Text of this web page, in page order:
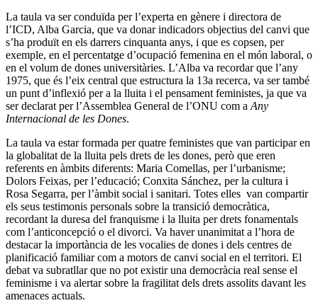
La taula va ser conduïda per l’experta en gènere i directora de
l’ICD, Alba Garcia, que va donar indicadors objectius del canvi que
s’ha produït en els darrers cinquanta anys, i que es copsen, per
exemple, en el percentatge d’ocupació femenina en el món laboral, o
en el volum de dones universitàries. L’Alba va recordar que l’any
1975, que és l’eix central que estructura la 13a recerca, va ser també
un punt d’inflexió per a la lluita i el pensament feministes, ja que va
ser declarat per l’Assemblea General de l’ONU com a Any
Internacional de les Dones.
La taula va estar formada per quatre feministes que van participar en
la globalitat de la lluita pels drets de les dones, però que eren
referents en àmbits diferents: Maria Comellas, per l’urbanisme;
Dolors Feixas, per l’educació; Conxita Sánchez, per la cultura i
Rosa Segarra, per l’àmbit social i sanitari. Totes elles van compartir
els seus testimonis personals sobre la transició democràtica,
recordant la duresa del franquisme i la lluita per drets fonamentals
com l’anticoncepció o el divorci. Va haver unanimitat a l’hora de
destacar la importància de les vocalies de dones i dels centres de
planificació familiar com a motors de canvi social en el territori. El
debat va subratllar que no pot existir una democràcia real sense el
feminisme i va alertar sobre la fragilitat dels drets assolits davant les
amenaces actuals.